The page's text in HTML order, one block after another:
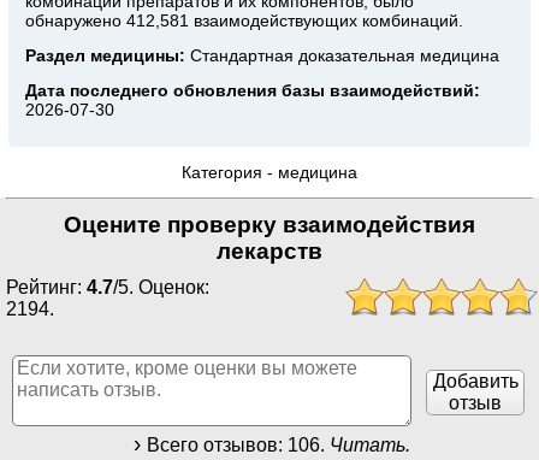
обнаружено 412,581 взаимодействующих комбинаций.
Раздел медицины: Стандартная доказательная медицина
Дата последнего обновления базы взаимодействий:
2026-07-30
Категория - медицина
Оцените проверку взаимодействия
лекарств
Рейтинг: 4.7/5. Оценок:
2194.
Добавить
отзыв
Всего отзывов: 106. Читать.